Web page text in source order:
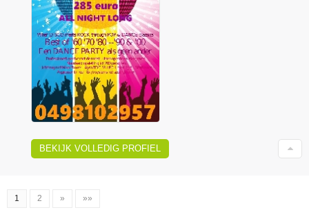
BEKIJK VOLLEDIG PROFIEL
1 2 » »»